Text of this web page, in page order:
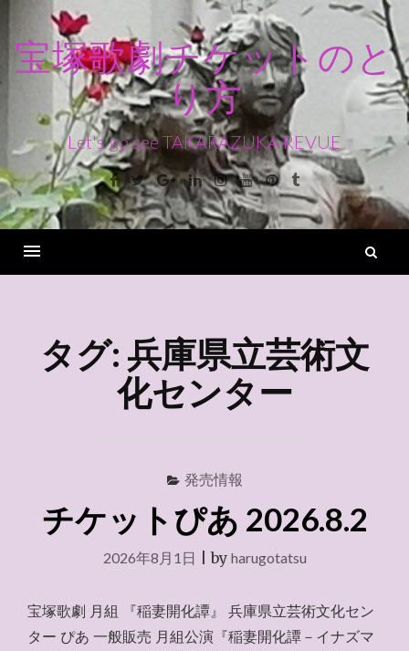
ン
ス
キ
ッ
宝塚歌劇チケットのと
り方
Let's go see TAKARAZUKA REVUE
Facebook
TwitterGoogle+LinkedinInstagram
YoutubePinterest
Tumblr
タグ: 兵庫県立芸術文
化センター
発売情報
チケットぴあ 2026.8.2
2026年8月1日 |by harugotatsu
宝塚歌劇 月組 『稲妻開化譚』 兵庫県立芸術文化セン
ター ぴあ 一般販売 月組公演『稲妻開化譚－イナズマ